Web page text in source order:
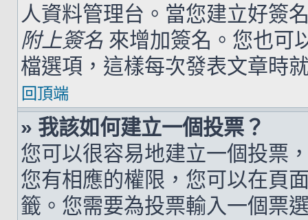
人資料管理台。當您建立好簽
附上簽名 來增加簽名。您也可
檔選項，這樣每次發表文章時
回頂端
» 我該如何建立一個投票？
您可以很容易地建立一個投票
您有相應的權限，您可以在頁
籤。您需要為投票輸入一個票